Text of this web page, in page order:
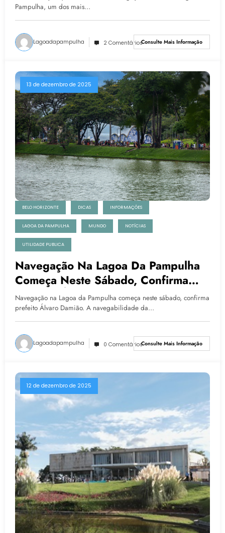
Pampulha, um dos mais…
Lagoadapampulha 2 ComentáriosConsulte Mais Informação
13 de dezembro de 2025
BELO HORIZONTE DICAS INFORMAÇÕES
LAGOA DA PAMPULHA MUNDO NOTÍCIAS
UTILIDADE PUBLICA
Navegação Na Lagoa Da Pampulha
Começa Neste Sábado, Confirma
Prefeito Álvaro Damião
Navegação na Lagoa da Pampulha começa neste sábado, confirma
prefeito Álvaro Damião. A navegabilidade da…
Lagoadapampulha 0 ComentáriosConsulte Mais Informação
12 de dezembro de 2025